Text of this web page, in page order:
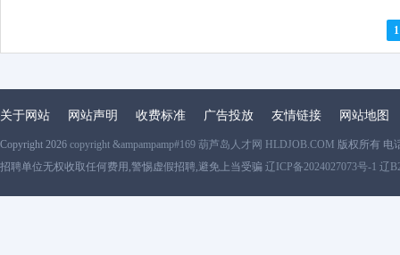
1
关于网站 网站声明 收费标准 广告投放 友情链接 网站地图
Copyright 2026 copyright &ampampamp#169 葫芦岛人才网 HLDJOB.COM 版权所有 电
招聘单位无权收取任何费用,警惕虚假招聘,避免上当受骗 辽ICP备2024027073号-1 辽